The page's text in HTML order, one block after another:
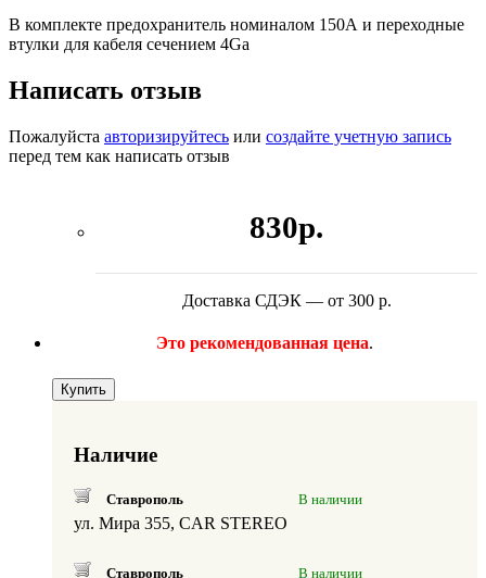
В комплекте предохранитель номиналом 150А и переходные
втулки для кабеля сечением 4Ga
Написать отзыв
Пожалуйста авторизируйтесь или создайте учетную запись
перед тем как написать отзыв
830р.
Доставка СДЭК — от 300 р.
Это рекомендованная цена.
Купить
Наличие
Ставрополь В наличии
ул. Мира 355, CAR STEREO
Ставрополь В наличии